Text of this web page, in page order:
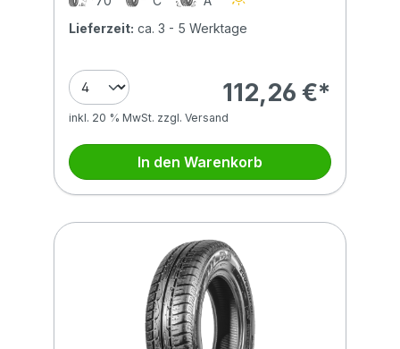
Lieferzeit: ca. 3 - 5 Werktage
112,26 €*
inkl. 20 % MwSt. zzgl. Versand
In den Warenkorb